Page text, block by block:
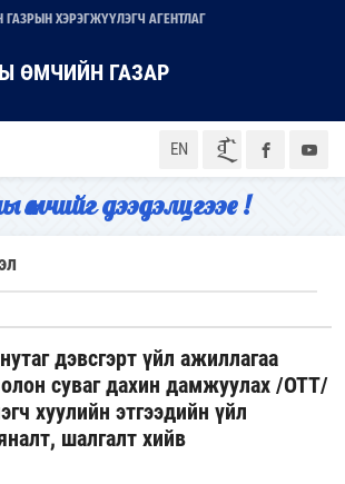
ХЭРЭГЖҮҮЛЭГЧ АГЕНТЛАГ
ӨМЧИЙН ГАЗАР
EN ᠮᠣᠨ
өмчийг дээдэлцгээе !
дэвсгэрт үйл ажиллагаа
суваг дахин дамжуулах /ОТТ/
хуулийн этгээдийн үйл
шалгалт хийв